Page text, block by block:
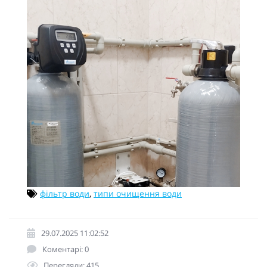
фільтр води, типи очищення води
29.07.2025 11:02:52
Коментарі: 0